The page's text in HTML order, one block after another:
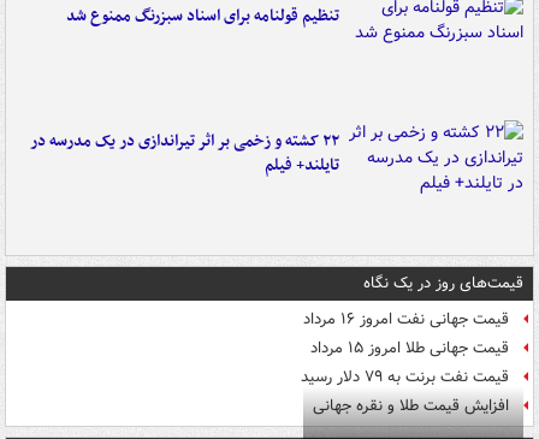
تنظیم قولنامه برای اسناد سبزرنگ ممنوع شد
۲۲ کشته و زخمی بر اثر تیراندازی در یک مدرسه در
تایلند+ فیلم
قیمت‌های روز در یک نگاه
قیمت جهانی نفت امروز ۱۶ مرداد
قیمت جهانی طلا امروز ۱۵ مرداد
قیمت نفت برنت به ۷۹ دلار رسید
افزایش قیمت طلا و نقره جهانی